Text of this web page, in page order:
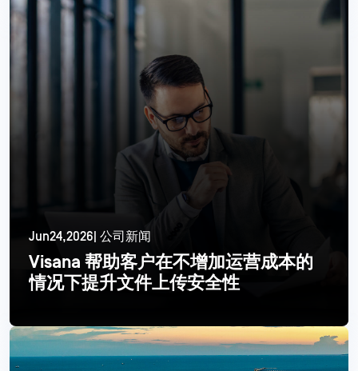
Jun24,2026| 公司新闻
Visana 帮助客户在不增加运营成本的
情况下提升文件上传安全性
更多信息